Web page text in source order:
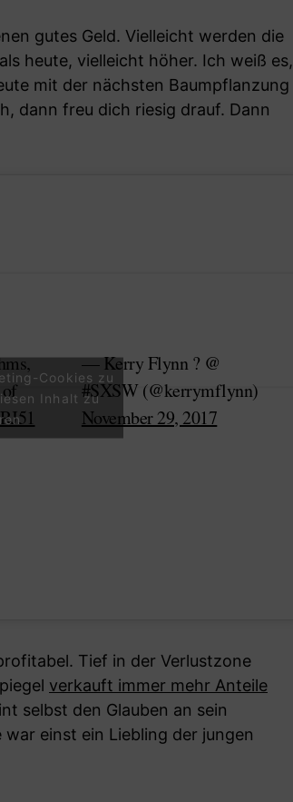
gutes Geld. Vielleicht werden die
heute, vielleicht höher. Ich weiß es,
mit der nächsten Baumpflanzung
dann freu dich riesig drauf. Dann
— Kerry Flynn ? @
#SXSW (@kerrymflynn)
November 29, 2017
Cookies zu
Inhalt zu
Tief in der Verlustzone
verkauft immer mehr Anteile
selbst den Glauben an sein
einst ein Liebling der jungen